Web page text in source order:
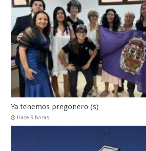
Ya tenemos pregonero (s)
Hace 9 horas